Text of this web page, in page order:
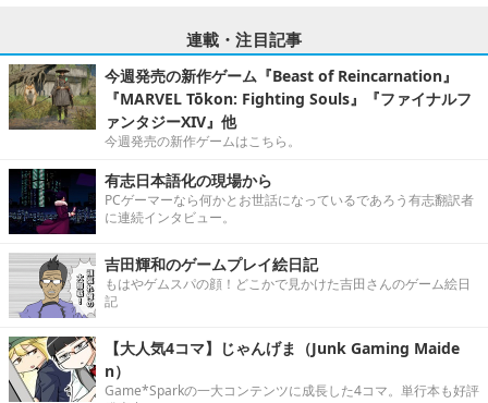
連載・注目記事
今週発売の新作ゲーム『Beast of Reincarnation』
『MARVEL Tōkon: Fighting Souls』『ファイナルフ
ァンタジーXIV』他
今週発売の新作ゲームはこちら。
有志日本語化の現場から
PCゲーマーなら何かとお世話になっているであろう有志翻訳者
に連続インタビュー。
吉田輝和のゲームプレイ絵日記
もはやゲムスパの顔！どこかで見かけた吉田さんのゲーム絵日
記
【大人気4コマ】じゃんげま（Junk Gaming Maide
n）
Game*Sparkの一大コンテンツに成長した4コマ。単行本も好評